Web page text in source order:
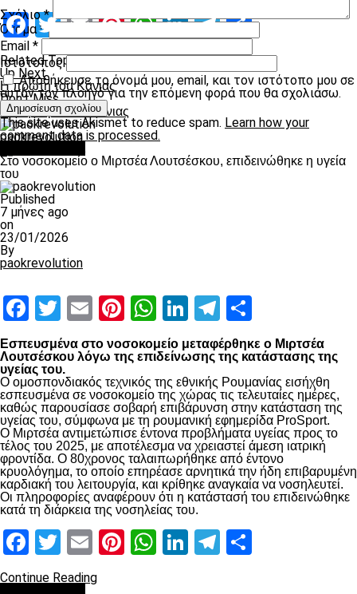
Facebook
Twitter
EmailPinterest
WhatsApp
LinkedIn
Telegram
Related Topics:
Up Next
Η πρώτη του Κάνιας
Don't Miss
Με την ομάδα ο Κάνιας
paokrevolution
Σχόλιο*
Όνομα*
Email *
Ιστότοπος
Αποθήκευσε το όνομά μου, email, και τον ιστότοπο μου σε
αυτόν τον πλοηγό για την επόμενη φορά που θα σχολιάσω.
This site uses Akismet to reduce spam. Learn how your
comment data is processed.
Στο νοσοκομείο ο Μιρτσέα Λουτσέσκου, επιδεινώθηκε η υγεία
του
Published
7 μήνες ago
on
23/01/2026
By
paokrevolution
Facebook
Twitter
EmailPinterest
WhatsApp
LinkedIn
Telegram
Εσπευσμένα στο νοσοκομείο μεταφέρθηκε ο Μιρτσέα
Λουτσέσκου λόγω της επιδείνωσης της κατάστασης της
υγείας του.
Ο ομοσπονδιακός τεχνικός της εθνικής Ρουμανίας εισήχθη
εσπευσμένα σε νοσοκομείο της χώρας τις τελευταίες ημέρες,
καθώς παρουσίασε σοβαρή επιβάρυνση στην κατάσταση της
υγείας του, σύμφωνα με τη ρουμανική εφημερίδα ProSport.
Ο Μιρτσέα αντιμετώπισε έντονα προβλήματα υγείας προς το
τέλος του 2025, με αποτέλεσμα να χρειαστεί άμεση ιατρική
φροντίδα. Ο 80χρονος ταλαιπωρήθηκε από έντονο
κρυολόγημα, το οποίο επηρέασε αρνητικά την ήδη επιβαρυμένη
καρδιακή του λειτουργία, και κρίθηκε αναγκαία να νοσηλευτεί.
Οι πληροφορίες αναφέρουν ότι η κατάστασή του επιδεινώθηκε
κατά τη διάρκεια της νοσηλείας του.
Facebook
Twitter
EmailPinterest
WhatsApp
LinkedIn
Telegram
Continue Reading